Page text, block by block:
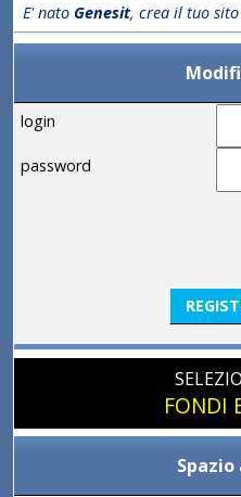
E' nato Genesit, crea il tuo
login
password
FONDI
Spazio